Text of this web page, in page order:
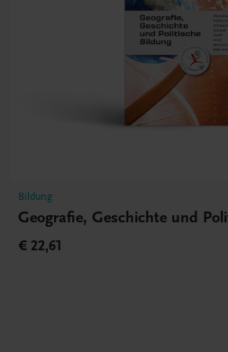
Bildung
Geografie, Geschichte und
€ 22,61